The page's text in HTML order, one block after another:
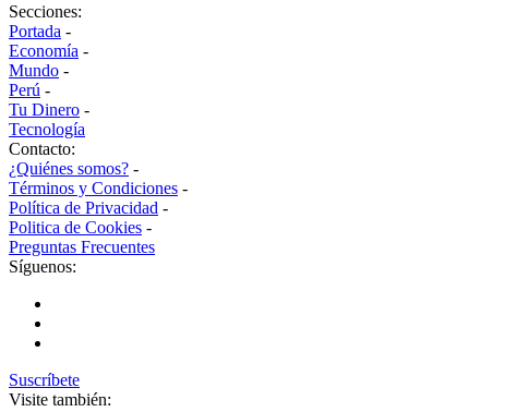
Secciones:
Portada -
Economía -
Mundo -
Perú -
Tu Dinero -
Tecnología
Contacto:
¿Quiénes somos? -
Términos y Condiciones -
Política de Privacidad -
Politica de Cookies -
Preguntas Frecuentes
Síguenos:
Suscríbete
Visite también: